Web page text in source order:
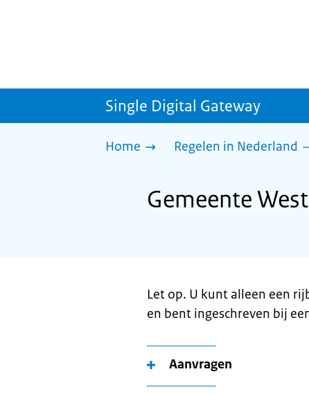
Single Digital Gateway
Home Regelen in Nederland
Gemeente
Let op. U kunt alleen een
en bent ingeschreven bij
Aanvragen